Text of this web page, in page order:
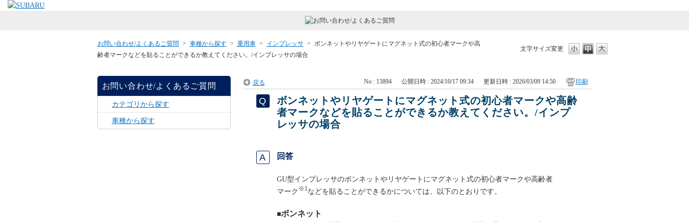
文字サイズ変更
お問い合わせ/よくあるご質問 > 車種から探す > 乗用車 > インプレッサ > ボンネットやリヤゲートにマグネット式の初心者マークや高
齢者マークなどを貼ることができるか教えてください。/インプレッサの場合
お問い合わせ/よくあるご質問
カテゴリから探す
車種から探す
戻る No : 13894 公開日時 : 2024/10/17 09:34 更新日時 : 2026/03/09 14:50 印刷
ボンネットやリヤゲートにマグネット式の初心者マークや高齢
者マークなどを貼ることができるか教えてください。/インプ
レッサの場合
回答
GU型インプレッサのボンネットやリヤゲートにマグネット式の初心者マークや高齢者
マーク ※1などを貼ることができるかについては、以下のとおりです。
■ボンネット